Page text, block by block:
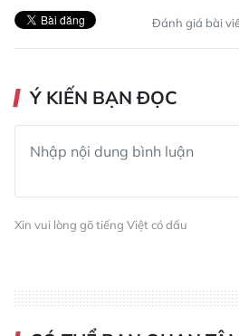
Đánh giá bài
Ý KIẾN BẠN ĐỌC
Xin vui lòng gõ tiếng Việt có dấu